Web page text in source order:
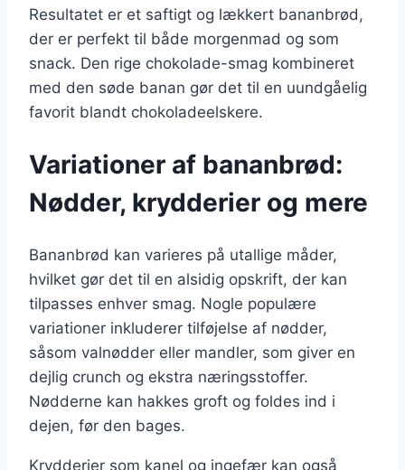
Resultatet er et saftigt og lækkert bananbrød,
der er perfekt til både morgenmad og som
snack. Den rige chokolade-smag kombineret
med den søde banan gør det til en uundgåelig
favorit blandt chokoladeelskere.
Variationer af bananbrød:
Nødder, krydderier og mere
Bananbrød kan varieres på utallige måder,
hvilket gør det til en alsidig opskrift, der kan
tilpasses enhver smag. Nogle populære
variationer inkluderer tilføjelse af nødder,
såsom valnødder eller mandler, som giver en
dejlig crunch og ekstra næringsstoffer.
Nødderne kan hakkes groft og foldes ind i
dejen, før den bages.
Krydderier som kanel og ingefær kan også